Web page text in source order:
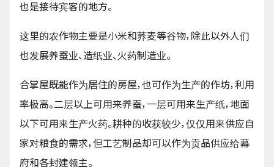
也是接待宾客的地方。
这里的农作物主要是小米和荞麦等谷物，除此以外人们
也发展养蚕业、造纸业、火药制造业。
合掌屋既能作为居住的房屋，也可作为生产的作坊，利用
率极高。二层以上可用来养蚕，一层可用来生产纸，地面
以下可用来生产火药。耕种的收获较少，仅仅用来供应自
家对粮食的需求，但工艺制品却可以作为贡品供应给幕
府和各封建领主。